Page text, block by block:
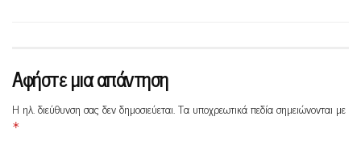
Αφήστε μια απάντηση
Η ηλ. διεύθυνση σας δεν δημοσιεύεται.Τα υποχρεωτικά πεδία σημειώνονται με
*